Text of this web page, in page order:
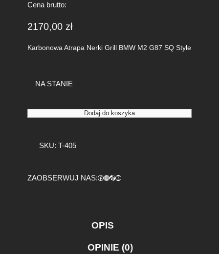
Cena brutto:
2170,00 zł
Karbonowa Atrapa Nerki Grill BMW M2 G87 SQ Style
NA STANIE
i
r
Dodaj do koszyka
SKU: T-405
ZAOBSERWUJ NAS:Facebook https://www.instagram.com/tuningbaza.pl https://www.tiktok.com/@tuningbaza.pl YouTube
OPIS
OPINIE (0)